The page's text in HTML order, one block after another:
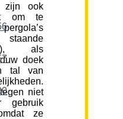
zijn ook
om te
als
doek
tal van
niet
gebruik
ze